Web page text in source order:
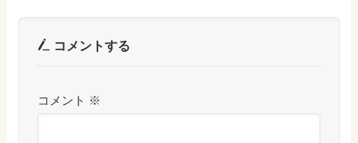
コメントする
コメント ※